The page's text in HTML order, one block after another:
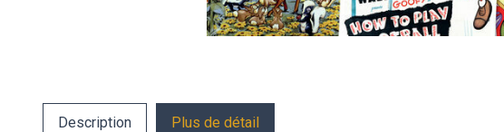
Description Plus de détail